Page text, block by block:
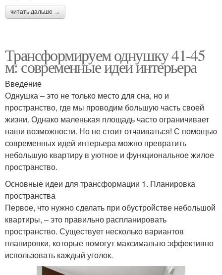
читать дальше →
Трансформируем однушку 41-45
м: современные идеи интерьера
Введение
Однушка – это не только место для сна, но и
пространство, где мы проводим большую часть своей
жизни. Однако маленькая площадь часто ограничивает
наши возможности. Но не стоит отчаиваться! С помощью
современных идей интерьера можно превратить
небольшую квартиру в уютное и функциональное жилое
пространство.
Основные идеи для трансформации 1. Планировка
пространства
Первое, что нужно сделать при обустройстве небольшой
квартиры, – это правильно распланировать
пространство. Существует несколько вариантов
планировки, которые помогут максимально эффективно
использовать каждый уголок.